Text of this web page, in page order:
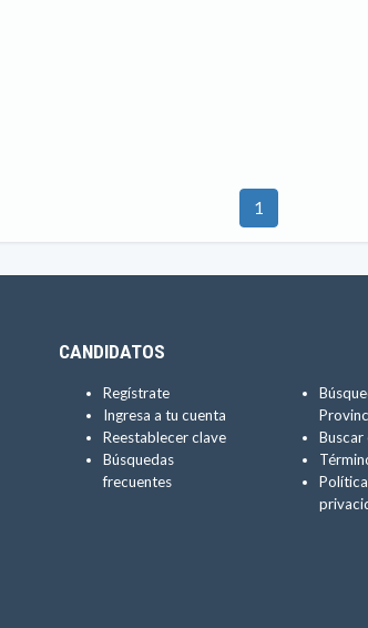
1
CANDIDATOS
Regístrate
Ingresa a tu cuenta
Reestablecer clave
Búsquedas
frecuentes
Buscar